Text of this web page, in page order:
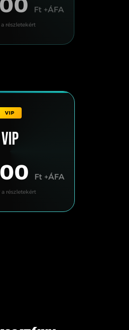
Ft +ÁFA
részletekért
VIP
VIP
Ft +ÁFA
a részletekért